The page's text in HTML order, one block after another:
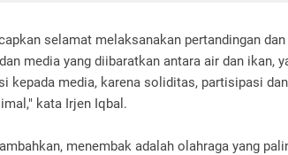
selamat melaksanakan pertandingan
media yang diibaratkan antara air dan ikan,
kepada media, karena soliditas, partisipasi
kata Irjen Iqbal.
menembak adalah olahraga yang